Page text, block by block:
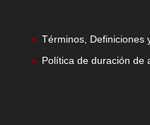
Términos, Definiciones
Política de duración de